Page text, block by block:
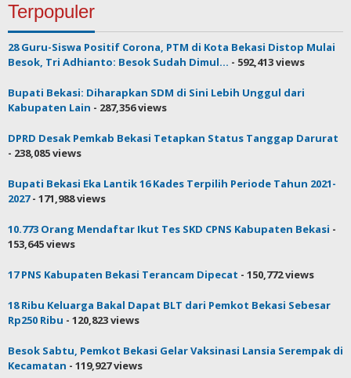
Terpopuler
28 Guru-Siswa Positif Corona, PTM di Kota Bekasi Distop Mulai
Besok, Tri Adhianto: Besok Sudah Dimul... - 592,413 views
Bupati Bekasi: Diharapkan SDM di Sini Lebih Unggul dari
Kabupaten Lain - 287,356 views
DPRD Desak Pemkab Bekasi Tetapkan Status Tanggap Darurat
- 238,085 views
Bupati Bekasi Eka Lantik 16 Kades Terpilih Periode Tahun 2021-
2027- 171,988 views
10.773 Orang Mendaftar Ikut Tes SKD CPNS Kabupaten Bekasi -
153,645 views
17 PNS Kabupaten Bekasi Terancam Dipecat - 150,772 views
18 Ribu Keluarga Bakal Dapat BLT dari Pemkot Bekasi Sebesar
Rp250 Ribu - 120,823 views
Besok Sabtu, Pemkot Bekasi Gelar Vaksinasi Lansia Serempak di
Kecamatan - 119,927 views